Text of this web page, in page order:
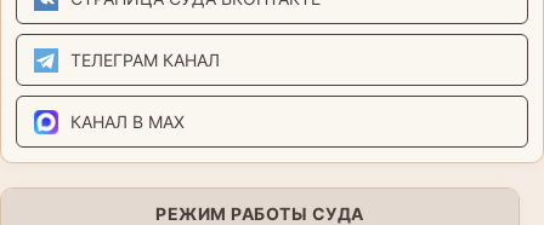
ТЕЛЕГРАМ КАНАЛ
КАНАЛ В MAX
РЕЖИМ РАБОТЫ СУДА